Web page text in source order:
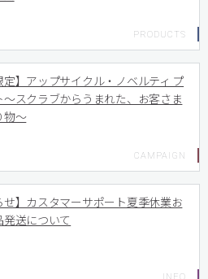
定】アップサイクル・ノベルティ プ
〜スクラブからうまれた、お客さま
物〜
せ】カスタマーサポート夏季休業お
発送について